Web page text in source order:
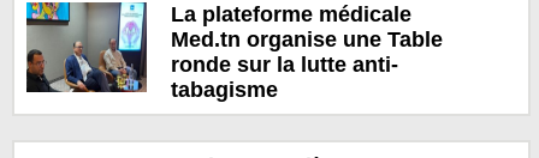
La plateforme médicale
Med.tn organise une Table
ronde sur la lutte anti-
tabagisme